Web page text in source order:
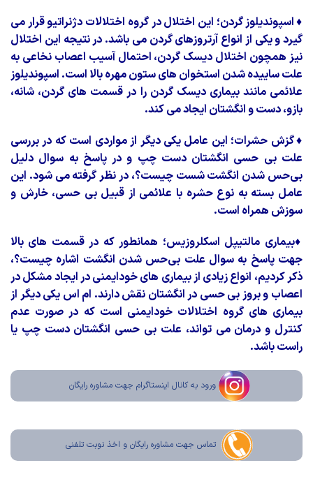
♦اسپوندیلوز گردن؛ این اختلال در گروه اختلالات دژنراتیو قرار می
گیرد و یکی از انواع آرتروزهای گردن می باشد. در نتیجه این اختلال
نیز همچون اختلال دیسک گردن، احتمال آسیب اعصاب نخاعی به
علت ساییده شدن استخوان های ستون مهره بالا است. اسپوندیلوز
علائمی مانند بیماری دیسک گردن را در قسمت های گردن، شانه،
بازو، دست و انگشتان ایجاد می کند.
♦گزش حشرات؛ این عامل یکی دیگر از مواردی است که در بررسی
علت بی حسی انگشتان دست چپ و در پاسخ به سوال دلیل
بی‌حس شدن انگشت شست چیست؟، در نظر گرفته می شود. این
عامل بسته به نوع حشره با علائمی از قبیل بی حسی، خارش و
سوزش همراه است.
♦بیماری مالتیپل اسکلروزیس؛ همانطور که در قسمت های بالا
جهت پاسخ به سوال علت بی‌حس شدن انگشت اشاره چیست؟،
ذکر کردیم، انواع زیادی از بیماری های خودایمنی در ایجاد مشکل در
اعصاب و بروز بی حسی در انگشتان نقش دارند. ام اس یکی دیگر از
بیماری های گروه اختلالات خودایمنی است که در صورت عدم
کنترل و درمان می تواند، علت بی حسی انگشتان دست چپ یا
راست باشد.
ورود به کانال اینستاگرام جهت مشاوره رایگان
تماس جهت مشاوره رايگان و اخذ نوبت تلفنی